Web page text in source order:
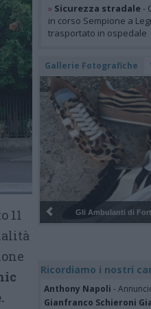
11
» Sicurezza stradale-
in corso Sempione a
trasportato in ospedale
Gallerie Fotografiche
Pulizia del bosco
Ricordiamo i nostri
Anthony Napoli -
Gianfranco Schieroni